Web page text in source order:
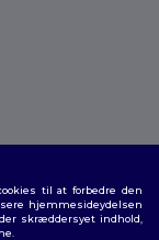
|Politik for
til at forbedre den
hjemmesideydelsen
skræddersyet indhold,